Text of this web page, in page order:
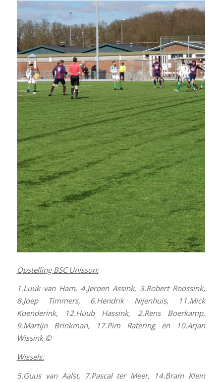
Opstelling BSC Unisson:
1.Luuk van Ham, 4.Jeroen Assink, 3.Robert Roossink,
8.Joep Timmers, 6.Hendrik Nijenhuis, 11.Mick
Koenderink, 12.Huub Hassink, 2.Rens Boerkamp,
9.Martijn Brinkman, 17.Pim Ratering en 10.Arjan
Wissink ©
Wissels:
5.Guus van Aalst, 7.Pascal ter Meer, 14.Bram Klein